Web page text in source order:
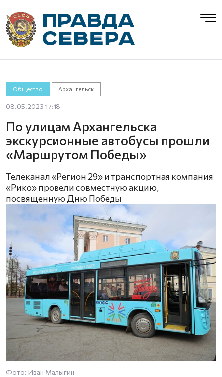
Общество Архангельск
08.05.2023 17:18
По улицам Архангельска
экскурсионные автобусы прошли
«Маршрутом Победы»
Телеканал «Регион 29» и транспортная компания
«Рико» провели совместную акцию,
посвященную Дню Победы
Фото: Иван Малыгин